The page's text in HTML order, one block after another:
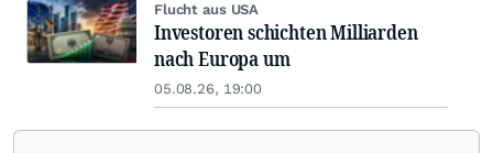
Flucht aus USA
Investoren schichten Milliarden
nach Europa um
05.08.26, 19:00